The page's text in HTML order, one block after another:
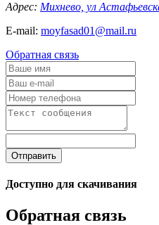
Адрес: Михнево, ул
E-mail: moyfasad01@mail.ru
Обратная связь
Отправить
Доступно для скачивания
Обратная связь